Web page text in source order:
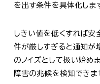
を出す条件を具体化しま
しきい値を低くすれば安
件が厳しすぎると通知が
のノイズとして扱い始め
障害の兆候を検知できま